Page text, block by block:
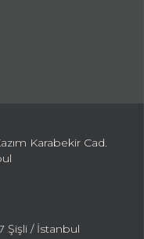
Karabekir Cad.
Şişli / İstanbul